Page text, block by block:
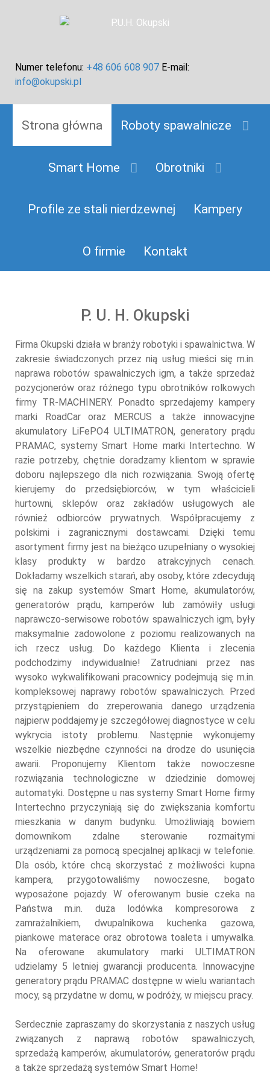
Numer telefonu: +48 606 608 907 E-mail:
info@okupski.pl
Strona główna Roboty spawalnicze
Smart Home Obrotniki
Profile ze stali nierdzewnej Kampery
O firmie Kontakt
P. U. H. Okupski
Firma Okupski działa w branży robotyki i spawalnictwa. W
zakresie świadczonych przez nią usług mieści się m.in.
naprawa robotów spawalniczych igm, a także sprzedaż
pozycjonerów oraz różnego typu obrotników rolkowych
firmy TR-MACHINERY. Ponadto sprzedajemy kampery
marki RoadCar oraz MERCUS a także innowacyjne
akumulatory LiFePO4 ULTIMATRON, generatory prądu
PRAMAC, systemy Smart Home marki Intertechno. W
razie potrzeby, chętnie doradzamy klientom w sprawie
doboru najlepszego dla nich rozwiązania. Swoją ofertę
kierujemy do przedsiębiorców, w tym właścicieli
hurtowni, sklepów oraz zakładów usługowych ale
również odbiorców prywatnych. Współpracujemy z
polskimi i zagranicznymi dostawcami. Dzięki temu
asortyment firmy jest na bieżąco uzupełniany o wysokiej
klasy produkty w bardzo atrakcyjnych cenach.
Dokładamy wszelkich starań, aby osoby, które zdecydują
się na zakup systemów Smart Home, akumulatorów,
generatorów prądu, kamperów lub zamówiły usługi
naprawczo-serwisowe robotów spawalniczych igm, były
maksymalnie zadowolone z poziomu realizowanych na
ich rzecz usług. Do każdego Klienta i zlecenia
podchodzimy indywidualnie! Zatrudniani przez nas
wysoko wykwalifikowani pracownicy podejmują się m.in.
kompleksowej naprawy robotów spawalniczych. Przed
przystąpieniem do zreperowania danego urządzenia
najpierw poddajemy je szczegółowej diagnostyce w celu
wykrycia istoty problemu. Następnie wykonujemy
wszelkie niezbędne czynności na drodze do usunięcia
awarii. Proponujemy Klientom także nowoczesne
rozwiązania technologiczne w dziedzinie domowej
automatyki. Dostępne u nas systemy Smart Home firmy
Intertechno przyczyniają się do zwiększania komfortu
mieszkania w danym budynku. Umożliwiają bowiem
domownikom zdalne sterowanie rozmaitymi
urządzeniami za pomocą specjalnej aplikacji w telefonie.
Dla osób, które chcą skorzystać z możliwości kupna
kampera, przygotowaliśmy nowoczesne, bogato
wyposażone pojazdy. W oferowanym busie czeka na
Państwa m.in. duża lodówka kompresorowa z
zamrażalnikiem, dwupalnikowa kuchenka gazowa,
piankowe materace oraz obrotowa toaleta i umywalka.
Na oferowane akumulatory marki ULTIMATRON
udzielamy 5 letniej gwarancji producenta. Innowacyjne
generatory prądu PRAMAC dostępne w wielu wariantach
mocy, są przydatne w domu, w podróży, w miejscu pracy.
Serdecznie zapraszamy do skorzystania z naszych usług
związanych z naprawą robotów spawalniczych,
sprzedażą kamperów, akumulatorów, generatorów prądu
a także sprzedażą systemów Smart Home!